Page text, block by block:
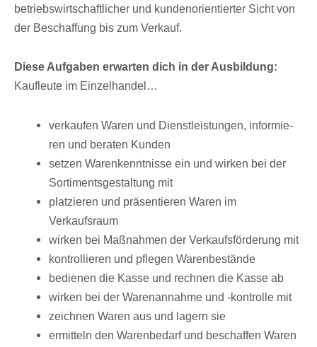
betriebs­wirt­schaft­li­cher und kunden­ori­en­tier­ter Sicht von
der Beschaf­fung bis zum Verkauf.
Diese Aufga­ben erwar­ten dich in der Ausbildung:
Kauf­leute im Einzelhandel…
verkau­fen Waren und Dienst­leis­tun­gen, infor­mie­
ren und bera­ten Kunden
setzen Waren­kennt­nisse ein und wirken bei der
Sorti­ments­ge­stal­tung mit
plat­zie­ren und präsen­tie­ren Waren im
Verkaufsraum
wirken bei Maßnah­men der Verkaufs­för­de­rung mit
kontrol­lie­ren und pfle­gen Warenbestände
bedie­nen die Kasse und rech­nen die Kasse ab
wirken bei der Waren­an­nahme und -kontrolle mit
zeich­nen Waren aus und lagern sie
ermit­teln den Waren­be­darf und beschaf­fen Waren